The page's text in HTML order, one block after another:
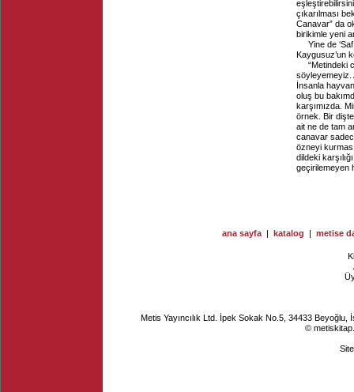
çıkarılması
Canavar” da
birikimle yeni
Yine de
Kaygusuz’un
“Metindeki
söyleyemeyiz.
İnsanla
oluş bu
karşımızda.
örnek. Bir
ait ne de tam
canavar
özneyi
dildeki
geçirilemeyen
ana sayfa | katalog | metise
Metis Yayıncılık Ltd. İpek Sokak No.5, 34433
©